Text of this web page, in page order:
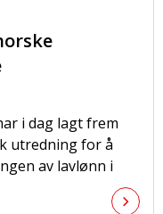
i dag lagt frem
utredning for å
av lavlønn i